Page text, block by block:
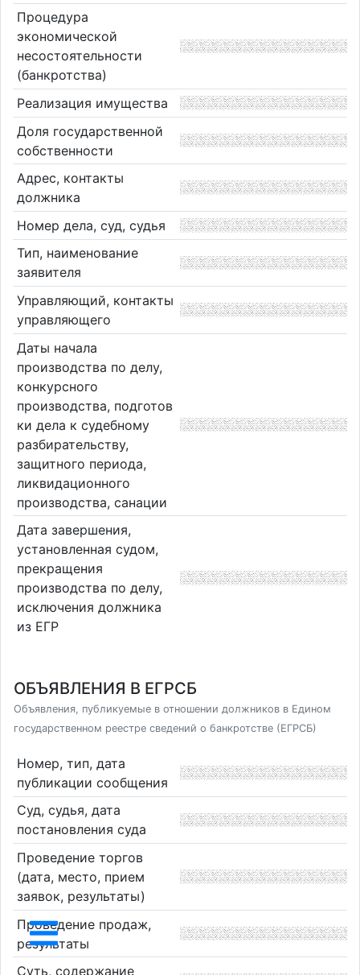
Процедура
экономической
несостоятельности
(банкротства)
Реализация имущества
Доля государственной
собственности
Адрес, контакты
должника
Номер дела, суд, судья
Тип, наименование
заявителя
Управляющий, контакты
управляющего
Даты начала
производства по делу,
конкурсного
производства, подготов
ки дела к судебному
разбирательству,
защитного периода,
ликвидационного
производства, санации
Дата завершения,
установленная судом,
прекращения
производства по делу,
исключения должника
из ЕГР
ОБЪЯВЛЕНИЯ В ЕГРСБ
Объявления, публикуемые в отношении должников в Едином
государственном реестре сведений о банкротстве (ЕГРСБ)
Номер, тип, дата
публикации сообщения
Суд, судья, дата
постановления суда
Проведение торгов
(дата, место, прием
заявок, результаты)
Проведение продаж,
результаты
Суть, содержание